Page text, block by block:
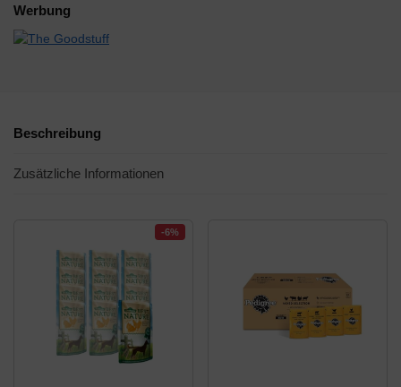
Werbung
Beschreibung
Zusätzliche Informationen
-6%